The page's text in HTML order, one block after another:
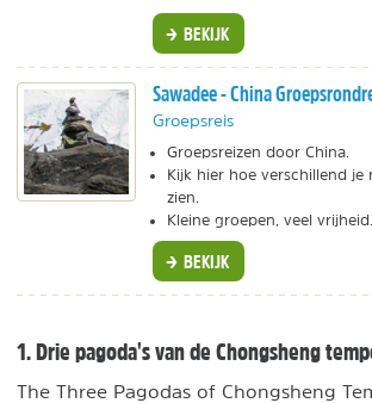
BEKIJK
Sawadee - China
Groepsreis
Groepsreizen door China.
Kijk hier hoe verschillend je
zien.
Kleine groepen, veel vrijheid.
BEKIJK
1. Drie pagoda's van de Chongsheng
The Three Pagodas of Chongsheng